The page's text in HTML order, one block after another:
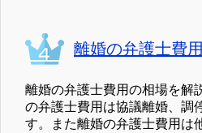
離婚の弁護士費
離婚の弁護士費用の相場を解
の弁護士費用は協議離婚、調
す。また離婚の弁護士費用は